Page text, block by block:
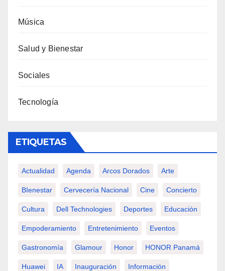
Música
Salud y Bienestar
Sociales
Tecnología
ETIQUETAS
Actualidad Agenda Arcos Dorados Arte
BIenestar Cervecería Nacional Cine Concierto
Cultura Dell Technologies Deportes Educación
Empoderamiento Entretenimiento Eventos
Gastronomía Glamour Honor HONOR Panamá
Huawei IA Inauguración Información